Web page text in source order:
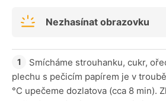
Nezhasínat obrazovku
Smícháme strouhanku, cukr,
plechu s pečicím papírem je v
°C upečeme dozlatova (cca 8 min).